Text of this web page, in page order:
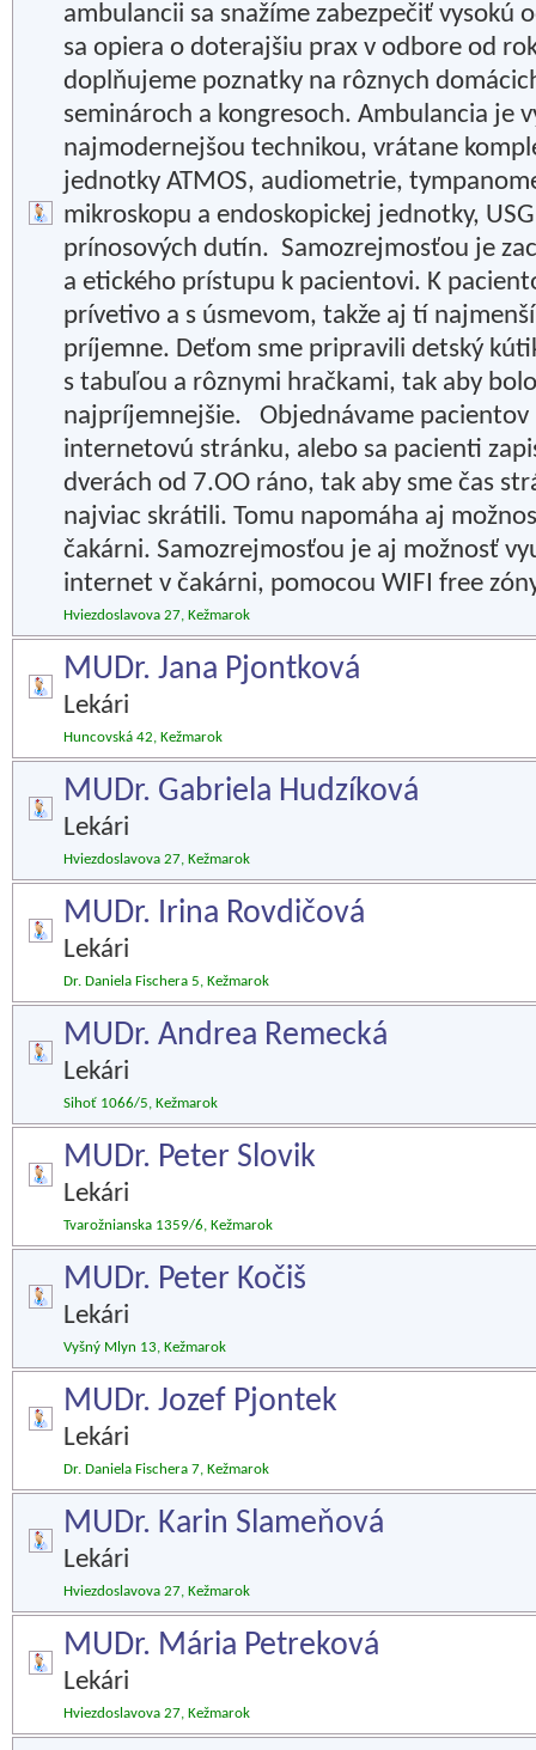
ambulancii sa snažíme zabezpečiť vysokú
sa opiera o doterajšiu prax v odbore od
doplňujeme poznatky na rôznych
seminároch a kongresoch. Ambulancia je
najmodernejšou technikou, vrátane
jednotky ATMOS, audiometrie,
mikroskopu a endoskopickej jednotky,
prínosových dutín. Samozrejmosťou je
a etického prístupu k pacientovi. K
prívetivo a s úsmevom, takže aj tí
príjemne. Deťom sme pripravili detský
s tabuľou a rôznymi hračkami, tak aby
najpríjemnejšie. Objednávame pacientov
internetovú stránku, alebo sa pacienti
dverách od 7.OO ráno, tak aby sme čas
najviac skrátili. Tomu napomáha aj
čakárni. Samozrejmosťou je aj možnosť
internet v čakárni, pomocou WIFI free
Hviezdoslavova 27, Kežmarok
MUDr. Jana Pjontková
Lekári
Huncovská 42, Kežmarok
MUDr. Gabriela Hudzíková
Lekári
Hviezdoslavova 27, Kežmarok
MUDr. Irina Rovdičová
Lekári
Dr. Daniela Fischera 5, Kežmarok
MUDr. Andrea Remecká
Lekári
Sihoť 1066/5, Kežmarok
MUDr. Peter Slovik
Lekári
Tvarožnianska 1359/6, Kežmarok
MUDr. Peter Kočiš
Lekári
Vyšný Mlyn 13, Kežmarok
MUDr. Jozef Pjontek
Lekári
Dr. Daniela Fischera 7, Kežmarok
MUDr. Karin Slameňová
Lekári
Hviezdoslavova 27, Kežmarok
MUDr. Mária Petreková
Lekári
Hviezdoslavova 27, Kežmarok